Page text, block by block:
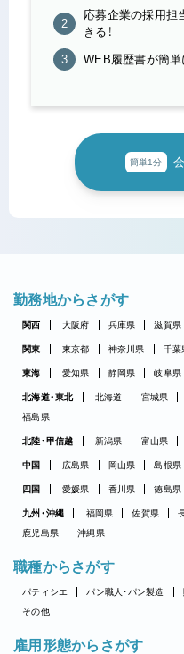
応募企業の採用担
きる！
WEB履歴書が簡単
簡単1分
勤務地からさがす
関西 大阪府 兵庫県 滋賀県
関東 東京都 神奈川県 千葉
東海 愛知県 静岡県 岐阜県
北海道・東北 北海道 宮城県
福島県
北陸・甲信越 新潟県 富山県
中国 広島県 岡山県 島根県
四国 愛媛県 香川県 徳島県
九州・沖縄 福岡県 佐賀県
鹿児島県
沖縄県
職種からさがす
パティシエ パン職人・パン製造
その他
雇用形態からさがす